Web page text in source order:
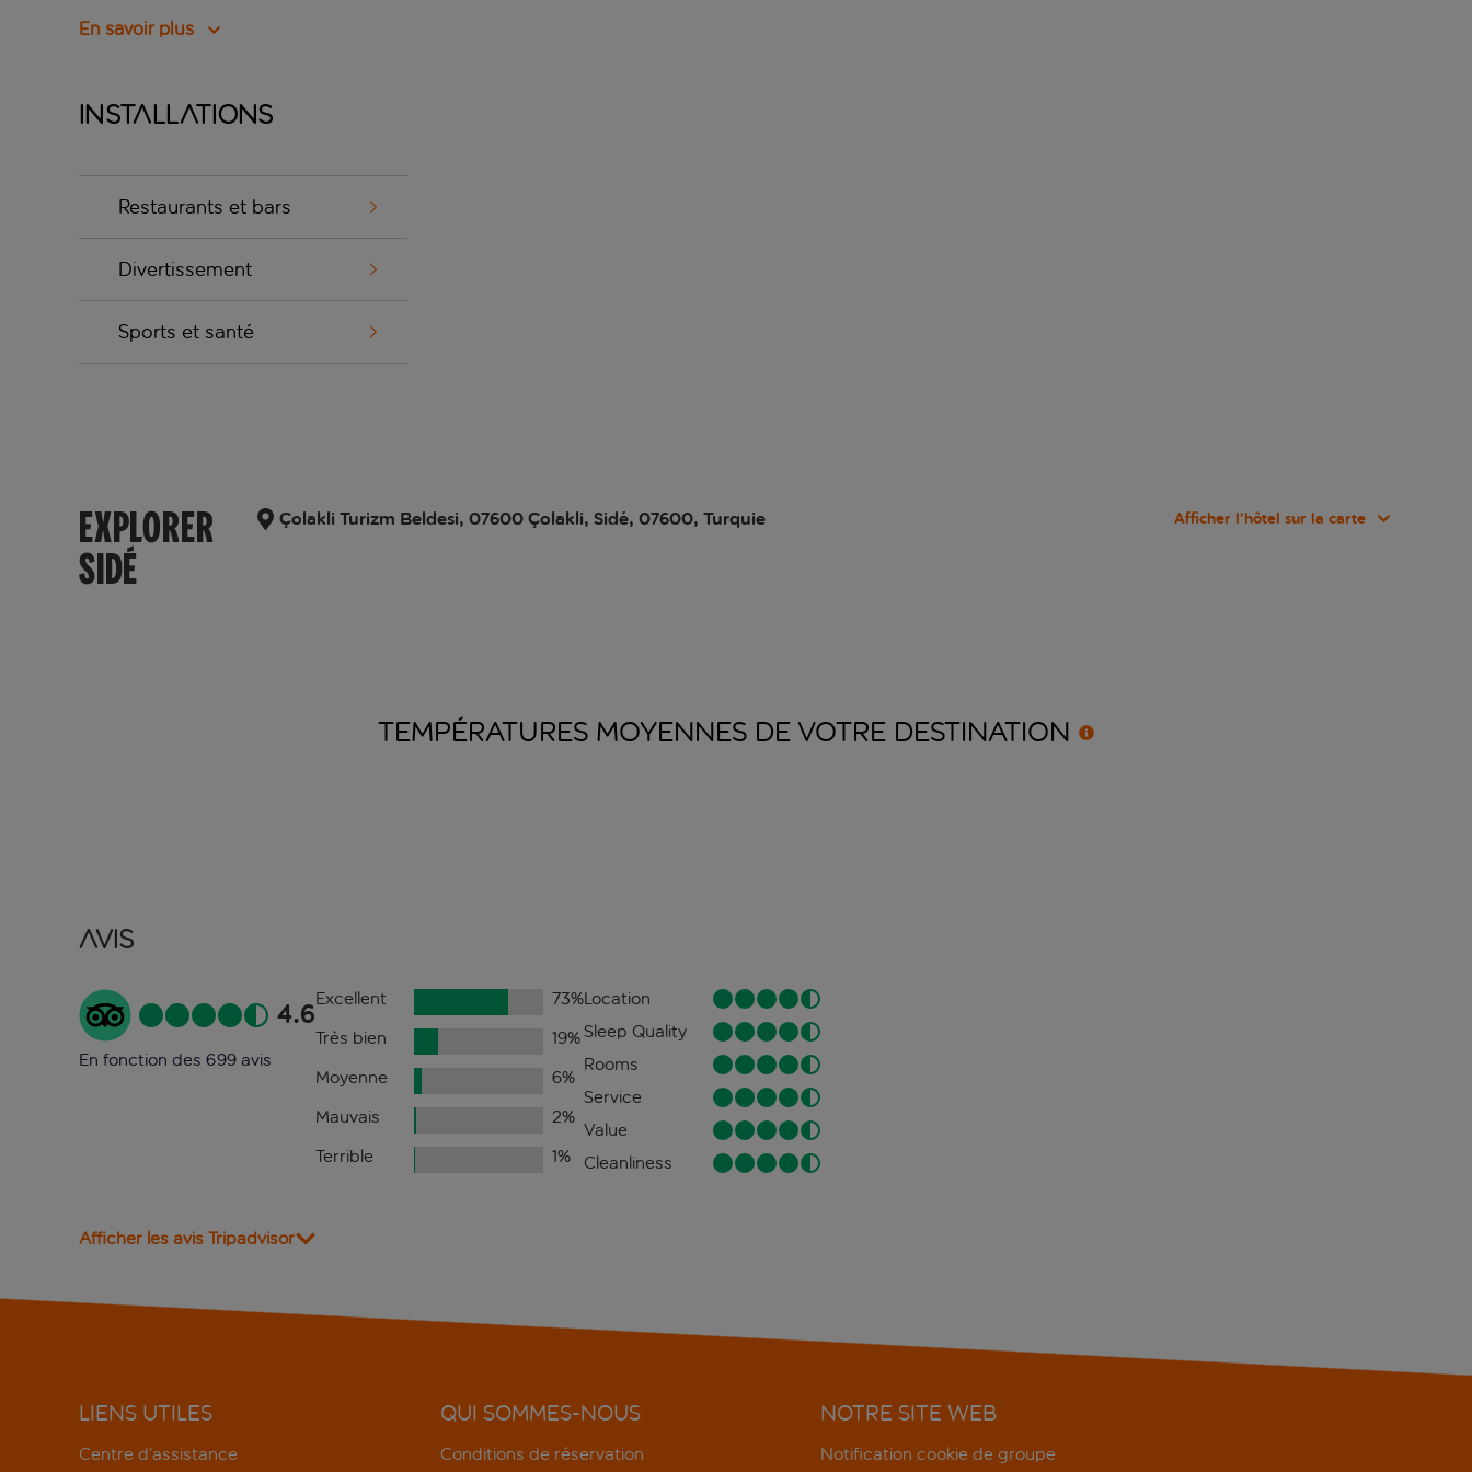
En savoir plus
Installations
Restaurants et bars
Divertissement
Sports et santé
EXPLORER
SIDÉ
Çolakli Turizm Beldesi, 07600 Çolakli, Sidé, 07600, Turquie Afficher l’hôtel sur la carte
TEMPÉRATURES MOYENNES DE VOTRE DESTINATION
Avis
4.6
En fonction des 699 avis
Excellent 73%
Très bien
19%
Moyenne
6%
Mauvais
2%
Terrible
1%
Location
Sleep Quality
Rooms
Service
Value
Cleanliness
Afficher les avis Tripadvisor
LIENS UTILES
Centre d’assistance
QUI SOMMES-NOUS
Conditions de réservation
NOTRE SITE WEB
Notification cookie de groupe